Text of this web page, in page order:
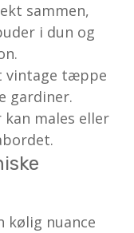
sammen,
i dun og
vintage tæppe
gardiner.
males eller
kølig nuance